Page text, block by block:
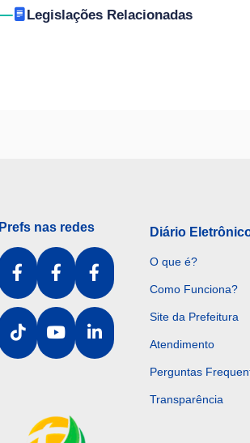
Legislações Relacionadas
Prefs nas redes Diário
O que é?
Como Funciona?
Site da Prefeitura
Atendimento
Perguntas
Transparência